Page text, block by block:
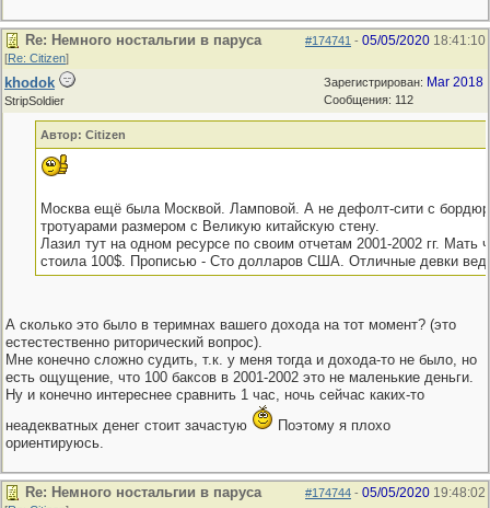
#174741 - 05/05/2020 18:41:10
Re: Немного ностальгии в паруса
[Re: Citizen]
Зарегистрирован: Mar 2018
Сообщения: 112
khodok
StripSoldier
Автор: Citizen
Москва ещё была Москвой. Ламповой. А не дефолт-сити с
тротуарами размером с Великую китайскую стену.
Лазил тут на одном ресурсе по своим отчетам 2001-2002 гг. Мать
стоила 100$. Прописью - Сто долларов США. Отличные девки
А сколько это было в теримнах вашего дохода на тот момент? (это
естестественно риторический вопрос).
Мне конечно сложно судить, т.к. у меня тогда и дохода-то не было, но
есть ощущение, что 100 баксов в 2001-2002 это не маленькие деньги.
Ну и конечно интереснее сравнить 1 час, ночь сейчас каких-то
неадекватных денег стоит зачастую
Поэтому я плохо
ориентируюсь.
#174744 - 05/05/2020 19:48:02
Re: Немного ностальгии в паруса